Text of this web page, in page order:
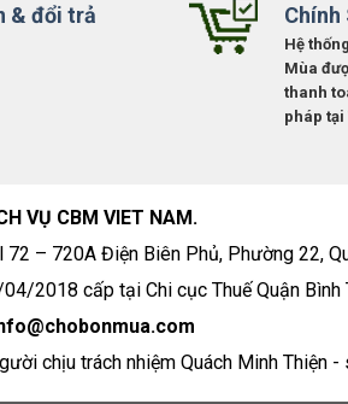
& đổi trả
Chính
Hệ
Mùa
thanh
pháp tại
VỤ CBM VIET NAM.
– 720A Điện Biên Phủ, Phường 22,
2018 cấp tại Chi cục Thuế Quận Bình
chịu trách nhiệm Quách Minh Thiện